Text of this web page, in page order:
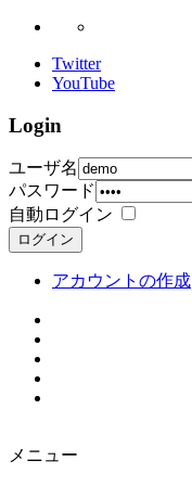
Twitter
YouTube
Login
ユーザ名
パスワード
自動ログイン
ログイン
アカウントの作成
メニュー